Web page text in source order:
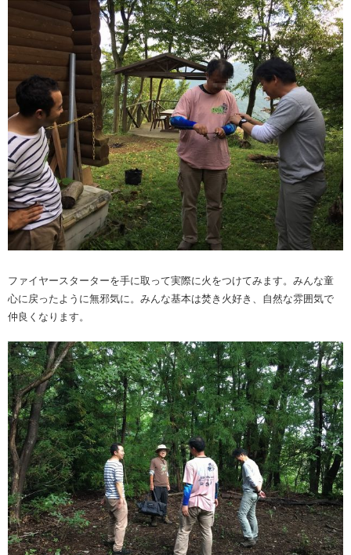
ファイヤースターターを手に取って実際に火をつけてみます。みんな童
心に戻ったように無邪気に。みんな基本は焚き火好き、自然な雰囲気で
仲良くなります。